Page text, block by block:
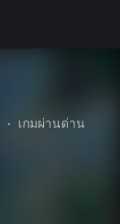
• เกมผ่านด่าน